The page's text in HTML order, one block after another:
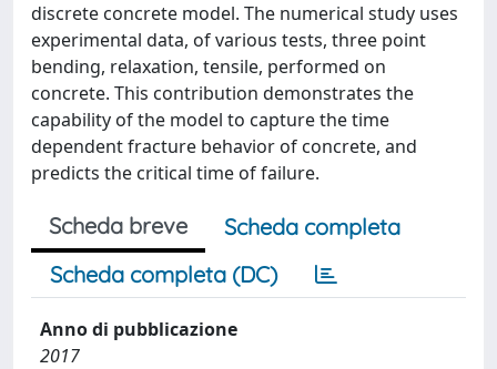
discrete concrete model. The numerical study uses
experimental data, of various tests, three point
bending, relaxation, tensile, performed on
concrete. This contribution demonstrates the
capability of the model to capture the time
dependent fracture behavior of concrete, and
predicts the critical time of failure.
Scheda breve
Scheda completa
Scheda completa (DC)
Anno di pubblicazione
2017